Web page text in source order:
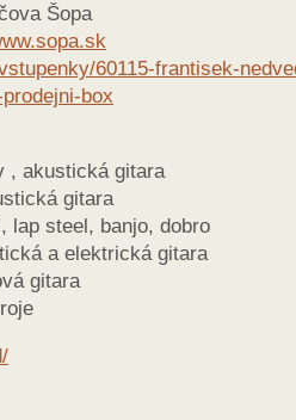
Šopa
60115-frantisek-
box
, akustická gitara
gitara
lap steel, banjo, dobro
a elektrická gitara
gitara